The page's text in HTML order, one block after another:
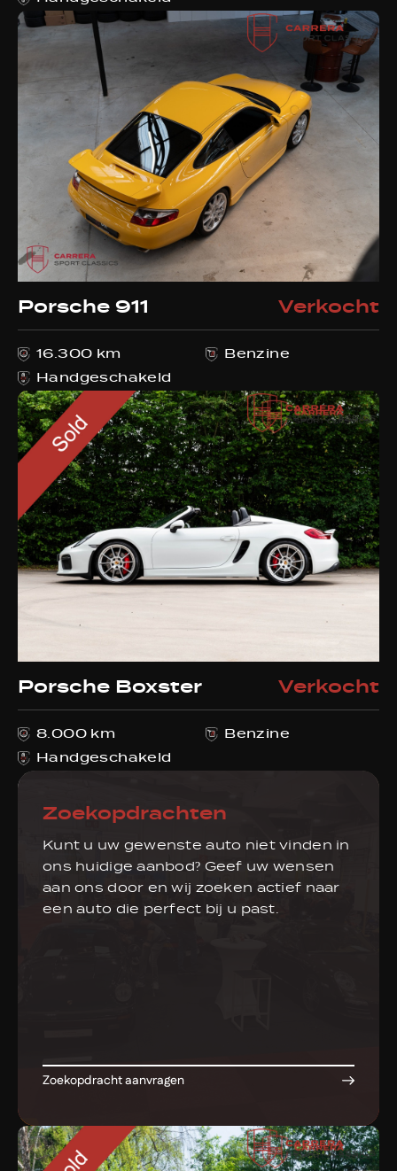
Porsche 911 Verkocht
16.300 km
Benzine
Handgeschakeld
Porsche Boxster Verkocht
8.000 km
Benzine
Handgeschakeld
Zoekopdrachten
Kunt u uw gewenste auto niet vinden in
ons huidige aanbod? Geef uw wensen
aan ons door en wij zoeken actief naar
een auto die perfect bij u past.
Zoekopdracht aanvragen